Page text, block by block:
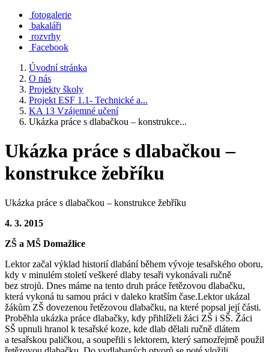
fotogalerie
bakaláři
rozvrhy
Facebook
Úvodní stránka
O nás
Projekty školy
Projekt ESF 1.1- Technické a...
KA 13 Vzájemné učení
Ukázka práce s dlabačkou – konstrukce...
Ukázka práce s dlabačkou –
konstrukce žebříku
Ukázka práce s dlabačkou – konstrukce žebříku
4. 3. 2015
ZŠ a MŠ Domažlice
Lektor začal výklad historií dlabání během vývoje tesařského oboru,
kdy v minulém století veškeré dlaby tesaři vykonávali ručně
bez strojů. Dnes máme na tento druh práce řetězovou dlabačku,
která vykoná tu samou práci v daleko kratším čase.Lektor ukázal
žákům ZŠ dovezenou řetězovou dlabačku, na které popsal její části.
Proběhla ukázka práce dlabačky, kdy přihlíželi žáci ZŠ i SŠ. Žáci
SŠ upnuli hranol k tesařské koze, kde dlab dělali ručně dlátem
a tesařskou paličkou, a soupeřili s lektorem, který samozřejmě použil